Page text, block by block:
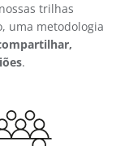
trilhas
uma metodologia
.